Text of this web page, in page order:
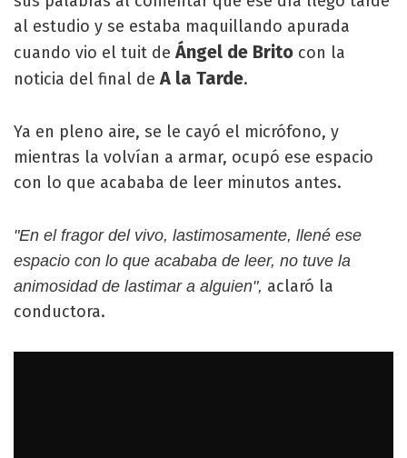
al estudio y se estaba maquillando apurada
cuando vio el tuit de Ángel de Brito con la
noticia del final de A la Tarde.
Ya en pleno aire, se le cayó el micrófono, y
mientras la volvían a armar, ocupó ese espacio
con lo que acababa de leer minutos antes.
"En el fragor del vivo, lastimosamente, llené ese
espacio con lo que acababa de leer, no tuve la
animosidad de lastimar a alguien", aclaró la
conductora.